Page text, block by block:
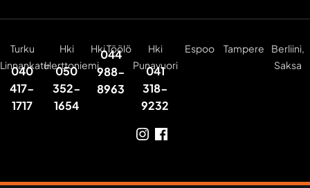
Turku
Linnankatu
040
417-
1717
Hki
Herttoniemi
050
352-
1654
Hki Töölö
044
988-
8963
Hki
Punavuori
041
318-
9232
Espoo Tampere
Berliini,
Saksa